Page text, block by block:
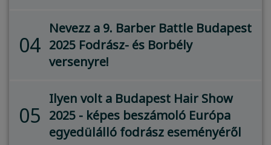
04
Nevezz a 9. Barber Battle Budapest
2025 Fodrász- és Borbély
versenyre!
05
Ilyen volt a Budapest Hair Show
2025 - képes beszámoló Európa
egyedülálló fodrász eseményéről